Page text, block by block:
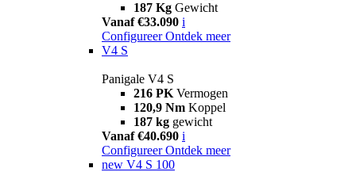
187 Kg Gewicht
Vanaf €33.090 i
Configureer Ontdek meer
V4 S
Panigale V4 S
216 PK Vermogen
120,9 Nm Koppel
187 kg gewicht
Vanaf €40.690 i
Configureer Ontdek meer
new V4 S 100